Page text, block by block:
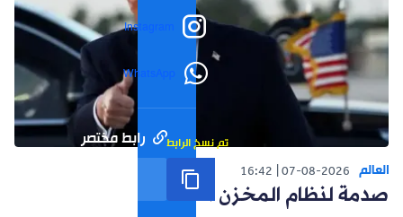
Instagram
WhatsApp
رابط مختصر تم نسخ الرابط
العالم 07-08-2026
16:42
صدمة لنظام المخزن التوسعي